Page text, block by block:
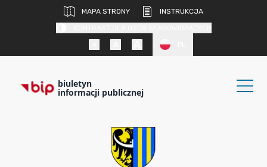
MAPA STRONY
INSTRUKCJA
biuletyn
informacji publicznej